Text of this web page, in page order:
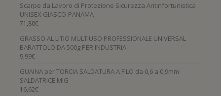
Scarpe da Lavoro di Protezione Sicurezza Antinfortunistica
UNISEX GIASCO-PANAMA
71,80€
GRASSO AL LITIO MULTIUSO PROFESSIONALE UNIVERSAL
BARATTOLO DA 500g PER INDUSTRIA
9,99€
GUAINA per TORCIA SALDATURA A FILO da 0,6 a 0,9mm
SALDATRICE MIG
16,62€